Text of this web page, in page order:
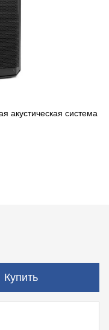
акустическая система
Купить